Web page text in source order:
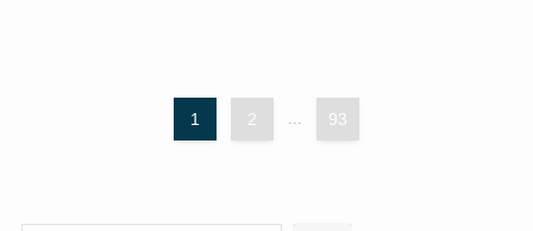
1 2 93